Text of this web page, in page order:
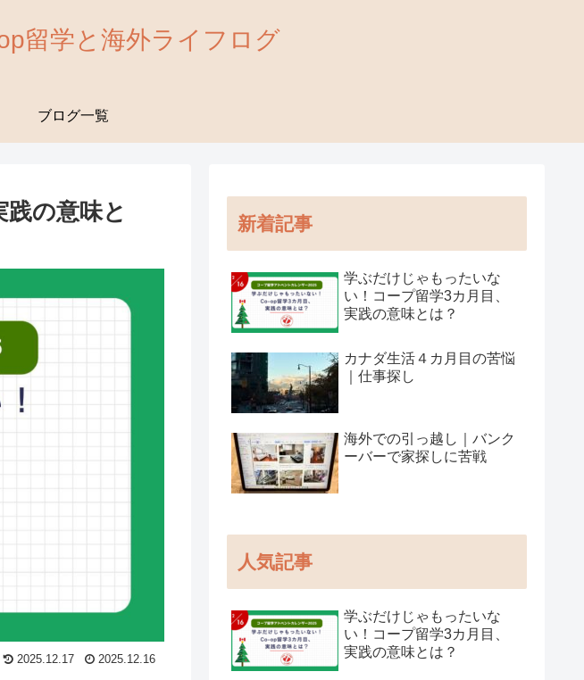
留学と海外ライフログ
ブログ一覧
の意味と
2025.12.17 2025.12.16
新着記事
学ぶだけじゃもったいな
い！コープ留学3カ月目、
実践の意味とは？
カナダ生活４カ月目の苦悩
｜仕事探し
海外での引っ越し｜バンク
ーバーで家探しに苦戦
人気記事
学ぶだけじゃもったいな
い！コープ留学3カ月目、
実践の意味とは？